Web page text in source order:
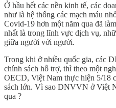
Ở hầu hết các nền kinh tế, các
như là hệ thống các mạch máu
Covid-19 hơn một năm qua đã
nhất là trong lĩnh vực dịch vụ,
giữa người với người.
Trong khi ở nhiều quốc gia, các
chính sách hỗ trợ, thì theo một
OECD, Việt Nam thực hiện 5/18
sách lớn. Vì sao DNVVN ở Việt
qua ?